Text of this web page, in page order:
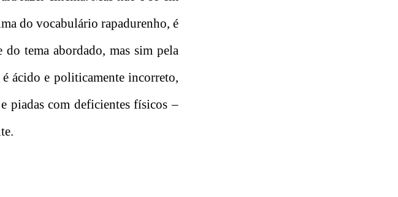
do vocabulário rapadurenho, é
tema abordado, mas sim pela
ácido e politicamente incorreto,
piadas com deficientes físicos –